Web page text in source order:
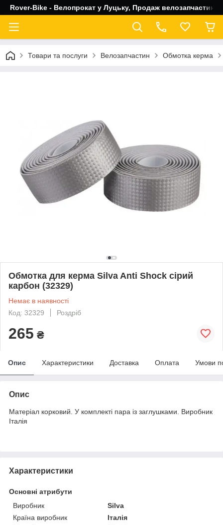
Rover-Bike - Велопрокат у Луцьку, Продаж велозапчастин,
Товари та послуги Велозапчастин Обмотка керма
Обмотка для керма Silva Anti Shock сірий
карбон (32329)
Немає в наявності
Код: 32329
Роздріб
265 ₴
Опис Характеристики Доставка Оплата Умови
Опис
Матеріал корковий. У комплекті пара із заглушками. Виробник
Італія
Характеристики
Основні атрибути
Виробник
Silva
Країна виробник
Італія